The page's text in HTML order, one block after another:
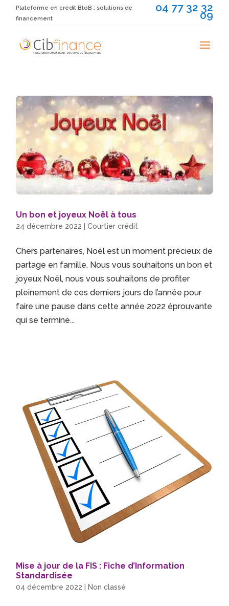
Plateforme en crédit BtoB : solutions de
financement
04 77 32 32
09
Un bon et joyeux Noël à tous
24 décembre 2022 |Courtier crédit
Chers partenaires, Noël est un moment précieux de
partage en famille. Nous vous souhaitons un bon et
joyeux Noël, nous vous souhaitons de profiter
pleinement de ces derniers jours de l’année pour
faire une pause dans cette année 2022 éprouvante
qui se termine...
Mise à jour de la FIS : Fiche d’Information
Standardisée
04 décembre 2022 Non classé